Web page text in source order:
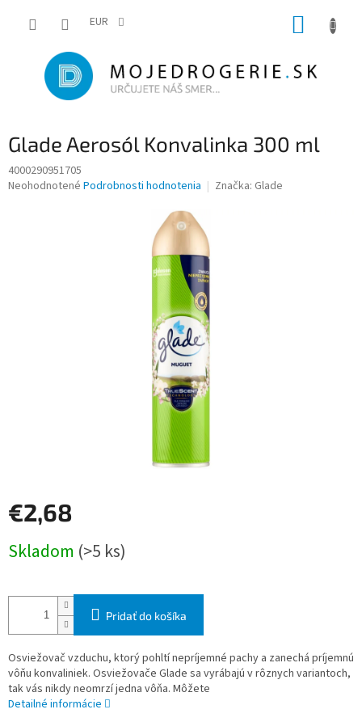
EUR
Glade Aerosól Konvalinka 300 ml
4000290951705
Priemerné
Neohodnotené Podrobnosti hodnotenia Značka: Glade
€2,68
cena:
Skladom (>5 ks)
Pridať do košíka
Osviežovač vzduchu, ktorý pohltí nepríjemné pachy a zanechá príjemnú
vôňu konvaliniek. Osviežovače Glade sa vyrábajú v rôznych variantoch,
tak vás nikdy neomrzí jedna vôňa. Môžete
Detailné informácie